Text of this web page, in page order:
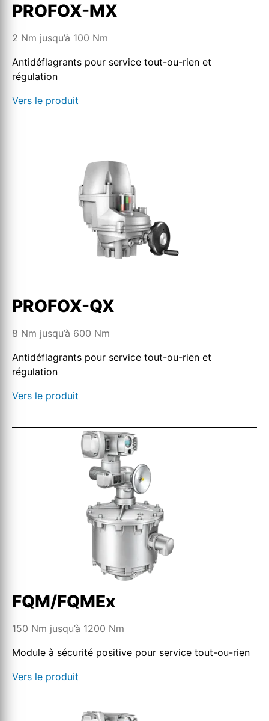
PROFOX-MX
2 Nm jusqu’à 100 Nm
Antidéflagrants pour service tout-ou-rien et
régulation
Vers le produit
PROFOX-QX
8 Nm jusqu’à 600 Nm
Antidéflagrants pour service tout-ou-rien et
régulation
Vers le produit
FQM/FQMEx
150 Nm jusqu’à 1200 Nm
Module à sécurité positive pour service tout-ou-rien
Vers le produit